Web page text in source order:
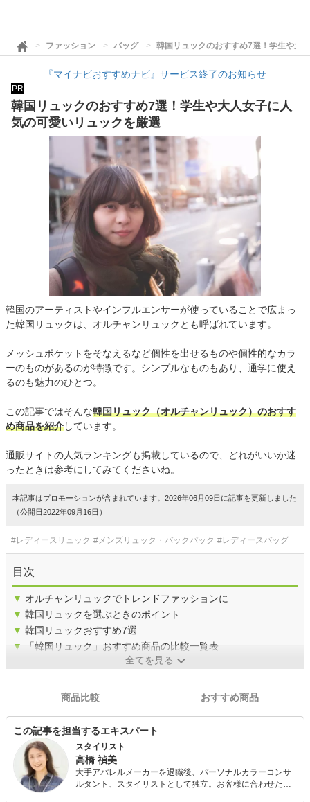
ファッション バッグ 韓国リュックのおすすめ7選！学生や大
『マイナビおすすめナビ』サービス終了のお知らせ
PR
韓国リュックのおすすめ7選！学生や大人女子に人
気の可愛いリュックを厳選
韓国のアーティストやインフルエンサーが使っていることで広まっ
た韓国リュックは、オルチャンリュックとも呼ばれています。
メッシュポケットをそなえるなど個性を出せるものや個性的なカラ
ーのものがあるのが特徴です。シンプルなものもあり、通学に使え
るのも魅力のひとつ。
この記事ではそんな韓国リュック（オルチャンリュック）のおすす
め商品を紹介しています。
通販サイトの人気ランキングも掲載しているので、どれがいいか迷
ったときは参考にしてみてくださいね。
本記事はプロモーションが含まれています。2026年06月09日に記事を更新しました
（公開日2022年09月16日）
#レディースリュック #メンズリュック・バックパック #レディースバッグ
目次
▼ オルチャンリュックでトレンドファッションに
▼ 韓国リュックを選ぶときのポイント
▼ 韓国リュックおすすめ7選
▼
「韓国リュック」おすすめ商品の比較一覧表
全てを見る
商品比較 おすすめ商品
この記事を担当するエキスパート
スタイリスト
高橋 禎美
大手アパレルメーカーを退職後、パーソナルカラーコンサ
ルタント、スタイリストとして独立。お客様に合わせたバ